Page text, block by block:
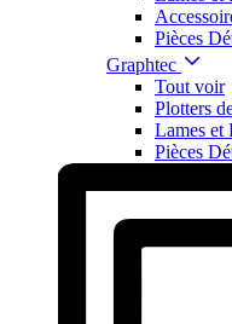
Pièces
Graphtec
Tout voir
Plotters
Lames et
Pièces